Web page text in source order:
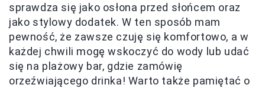
sprawdza się jako osłona przed słońcem oraz
jako stylowy dodatek. W ten sposób mam
pewność, że zawsze czuję się komfortowo, a w
każdej chwili mogę wskoczyć do wody lub udać
się na plażowy bar, gdzie zamówię
orzeźwiającego drinka! Warto także pamiętać o